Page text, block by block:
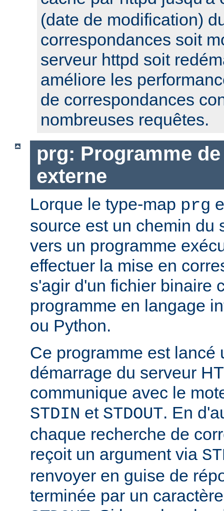
(date de modification)
correspondances soit
serveur httpd soit
améliore les
de correspondances
nombreuses requêtes.
prg: Programme
externe
Lorque le type-map prg
source est un chemin du
vers un programme
effectuer la mise en
s'agir d'un fichier binaire
programme en langage
ou Python.
Ce programme est lancé
démarrage du serveur
communique avec le
STDIN et STDOUT. En
chaque recherche de
reçoit un argument via
renvoyer en guise de
terminée par un